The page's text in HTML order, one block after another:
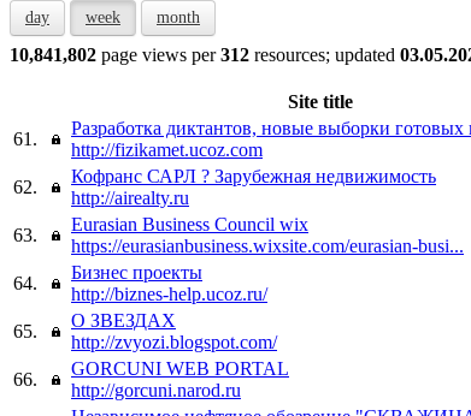
day week month
10,841,802 page views per312 resources; updated
Site title
61.
Разработка диктантов, новые выборки
http://fizikamet.ucoz.com
62.
Кофранс САРЛ ? Зарубежная недвижимость
http://airealty.ru
63.
Eurasian Business Council wix
https://eurasianbusiness.wixsite.com/eurasian-busi...
64.
Бизнес проекты
http://biznes-help.ucoz.ru/
65.
О ЗВЕЗДАХ
http://zvyozi.blogspot.com/
66.
GORCUNI WEB PORTAL
http://gorcuni.narod.ru